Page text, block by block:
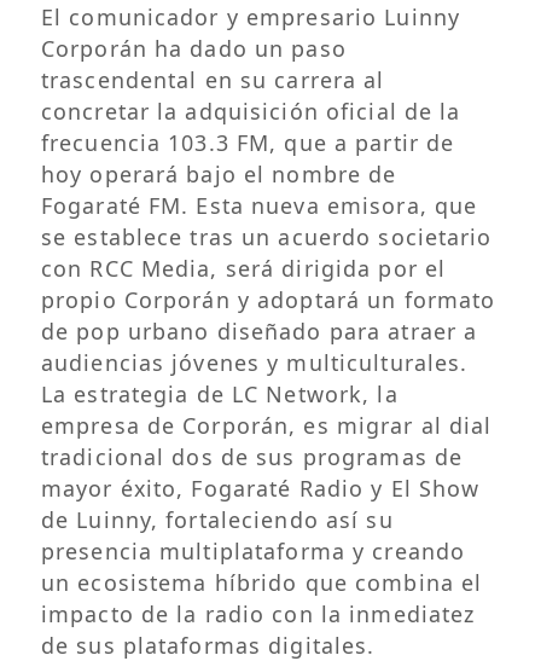
El comunicador y empresario Luinny
Corporán ha dado un paso
trascendental en su carrera al
concretar la adquisición oficial de la
frecuencia 103.3 FM, que a partir de
hoy operará bajo el nombre de
Fogaraté FM. Esta nueva emisora, que
se establece tras un acuerdo societario
con RCC Media, será dirigida por el
propio Corporán y adoptará un formato
de pop urbano diseñado para atraer a
audiencias jóvenes y multiculturales.
La estrategia de LC Network, la
empresa de Corporán, es migrar al dial
tradicional dos de sus programas de
mayor éxito, Fogaraté Radio y El Show
de Luinny, fortaleciendo así su
presencia multiplataforma y creando
un ecosistema híbrido que combina el
impacto de la radio con la inmediatez
de sus plataformas digitales.